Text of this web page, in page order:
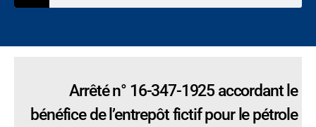
Arrêté n° 16-347-1925 accordant le
bénéfice de l’entrepôt fictif pour le pétrole